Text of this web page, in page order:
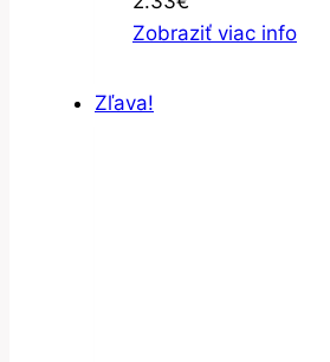
Zobraziť viac info
Zľava!